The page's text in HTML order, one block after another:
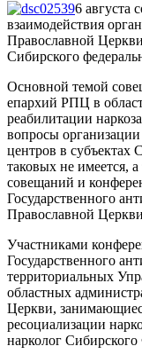
6 августа
взаимодействия
Православной
Сибирского
Основной темой
епархий РПЦ в
реабилитации
вопросы
центров в субъектах
таковых не имеется,
совещаний и
Государственного
Православной
Участниками
Государственного
территориальных
областных
Церкви,
ресоциализации
нарколог